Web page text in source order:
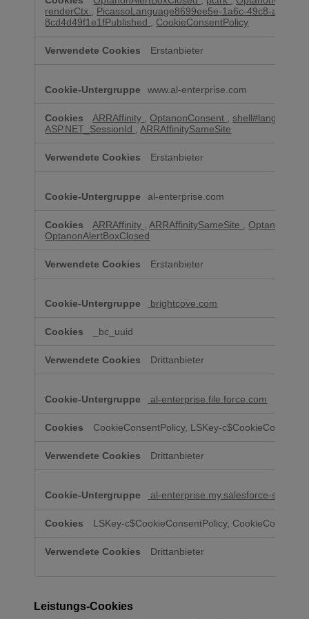
renderCtx
PicassoLanguage8699ee5e-1a6c-49c8-acb3-
8cd4d49f1e1fPublished
CookieConsentPolicy
Erstanbieter
www.al-enterprise.com
ARRAffinity ,OptanonConsent ,shell#lang
ASP.NET_SessionId
,ARRAffinitySameSite
Erstanbieter
al-enterprise.com
ARRAffinity ,ARRAffinitySameSite ,
OptanonAlertBoxClosed
Erstanbieter
brightcove.com
_bc_uuid
Drittanbieter
al-enterprise.file.force.com
CookieConsentPolicy, LSKey-
Drittanbieter
al-enterprise.my.salesforce-
LSKey-c$CookieConsentPolicy,
Drittanbieter
Leistungs-Cookies